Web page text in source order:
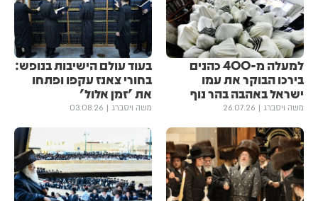
למעלה מ-400 כהנים
בירכו הבוקר את עמו
ישראל באהבה בהר נוף
משה ויסברג 26.07.26
בעוד עולם הישיבות בנופש:
בחורי צאנז עקפו ופתחו
את 'זמן אלול'
משה ויסברג 03.08.26